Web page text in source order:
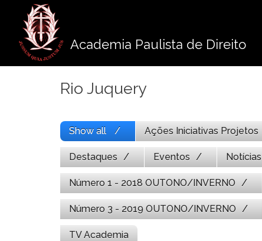
conteúdo
Academia Paulista de Direito
Rio Juquery
Show all Ações Iniciativas Projetos
Destaques Eventos Notícias
Número 1 - 2018 OUTONO/INVERNO
Número 3 - 2019 OUTONO/INVERNO
TV Academia